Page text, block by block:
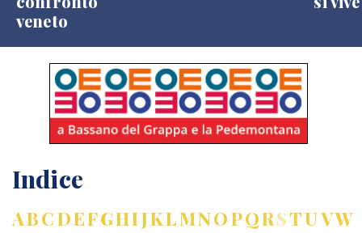
veneto
Indice
ABCDEFGHIJKLMNOPQRSTUVW